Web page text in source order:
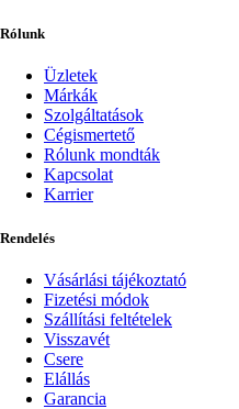
Rólunk
Üzletek
Márkák
Szolgáltatások
Cégismertető
Rólunk mondták
Kapcsolat
Karrier
Rendelés
Vásárlási tájékoztató
Fizetési módok
Szállítási feltételek
Visszavét
Csere
Elállás
Garancia